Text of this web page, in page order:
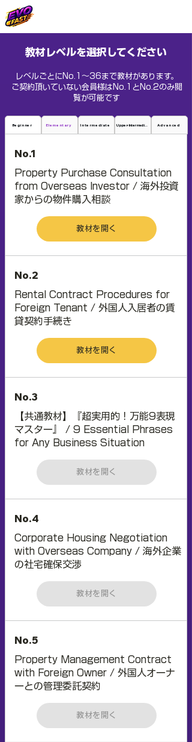
教材レベルを選択してください
レベルごとにNo.1～36まで教材があります。
ご契約頂いていない会員様はNo.1とNo.2のみ閲
覧が可能です
Beginner Elementary Intermediate Upper-Intermediate Advanced
No.1
Property Purchase Consultation
from Overseas Investor / 海外投資
家からの物件購入相談
教材を開く
No.2
Rental Contract Procedures for
Foreign Tenant / 外国人入居者の賃
貸契約手続き
教材を開く
No.3
【共通教材】『超実用的！万能9表現
マスター』 / 9 Essential Phrases
for Any Business Situation
教材を開く
No.4
Corporate Housing Negotiation
with Overseas Company / 海外企業
の社宅確保交渉
教材を開く
No.5
Property Management Contract
with Foreign Owner / 外国人オーナ
ーとの管理委託契約
教材を開く